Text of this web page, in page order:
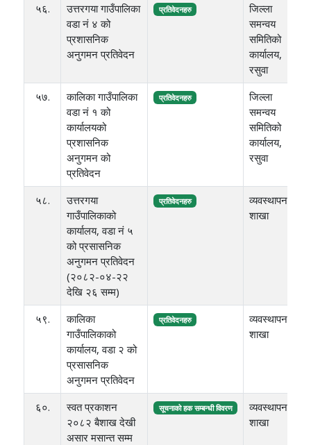
५६.
उत्तरगया गाउँपालिका
वडा नं ४ को
प्रशासनिक
अनुगमन प्रतिवेदन
प्रतिवेदनहरु
जिल्ला
समन्वय
समितिको
कार्यालय,
रसुवा
५७.
कालिका गाउँपालिका
वडा नं १ को
कार्यालयको
प्रशासनिक
अनुगमन को
प्रतिवेदन
प्रतिवेदनहरु
जिल्ला
समन्वय
समितिको
कार्यालय,
रसुवा
५८.
उत्तरगया
गाउँपालिकाको
कार्यालय, वडा नं ५
को प्रसासनिक
अनुगमन प्रतिवेदन
(२०८२-०४-२२
देखि २६ सम्म)
प्रतिवेदनहरु
व्यवस्थापन
शाखा
५९.
कालिका
गाउँपालिकाको
कार्यालय, वडा २ को
प्रसासनिक
अनुगमन प्रतिवेदन
प्रतिवेदनहरु
व्यवस्थापन
शाखा
६०.
स्वत प्रकाशन
२०८२ बैशाख देखी
असार मसान्त सम्म
सूचनाको हक सम्बन्धी विवरण
व्यवस्थापन
शाखा